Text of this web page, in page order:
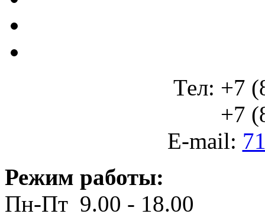
Тел: +7
+7
E-mail:
Режим работы:
Пн-Пт 9.00 - 18.00